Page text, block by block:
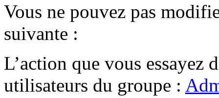
Vous ne pouvez pas
suivante :
L’action que vous essayez
utilisateurs du groupe :